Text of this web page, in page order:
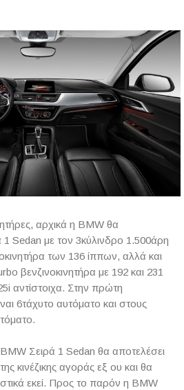
αρχικά η BMW θα
Sedan με τον 3κύλινδρο 1.500άρη
των 136 ίππων, αλλά και
βενζινοκινητήρα με 192 και 231
αντίστοιχα. Στην πρώτη
6τάχυτο αυτόματο και στους
Σειρά 1 Sedan θα αποτελέσει
κινέζικης αγοράς εξ ου και θα
εκεί. Προς το παρόν η BMW